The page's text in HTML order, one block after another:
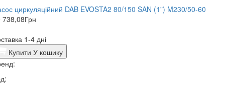
циркуляційний DAB EVOSTA2 80/150 SAN (1") M230/50-60
738,08Грн
1-4 дні
Купити У кошику